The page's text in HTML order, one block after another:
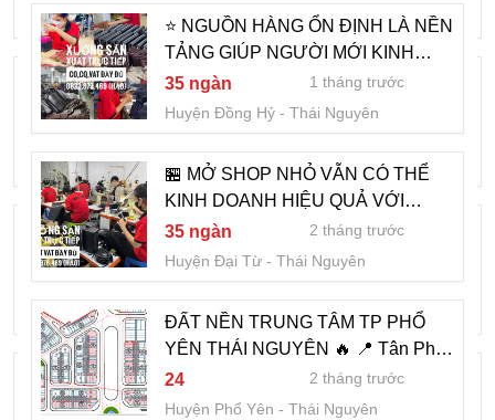
Huyện Phổ Yên
Thái Nguyên
TÂN PHÚ CITY- GIÁ CHỈ TỪ 1TY9 ĐÉN
2TY/ LÔ
1,9 tỷ
2 tháng trước
Huyện Phổ Yên
Thái Nguyên
TÂN PHÚ CITY- DỰ ÁN TRỌNG ĐIỂM
CỦA PHỔ YÊN SẮP TỚI
1,9 tỷ
2 tháng trước
Huyện Phổ Yên
Thái Nguyên
TIN NÓNG TÂN PHÚ CITY - DỰ ÁN
HOT NHẤT PHỔ YÊN HIỆN TẠI
⭐ NGUỒN HÀNG ỔN ĐỊNH LÀ NỀN
TẢNG GIÚP NGƯỜI MỚI KINH
DOANH PHÁT TRIỂN LÂU DÀI -
0822.879.469 (HẢO)
35 ngàn
1 tháng trước
Huyện Đồng Hỷ
Thái Nguyên
🏪 MỞ SHOP NHỎ VẪN CÓ THỂ
KINH DOANH HIỆU QUẢ VỚI
NGUỒN GIÁ TỐT - 0822.879.469
(HẢO)
35 ngàn
2 tháng trước
Huyện Đại Từ
Thái Nguyên
ĐẤT NỀN TRUNG TÂM TP PHỔ
YÊN THÁI NGUYÊN 🔥 📍 Tân Phú
City –
24
2 tháng trước
Huyện Phổ Yên
Thái Nguyên